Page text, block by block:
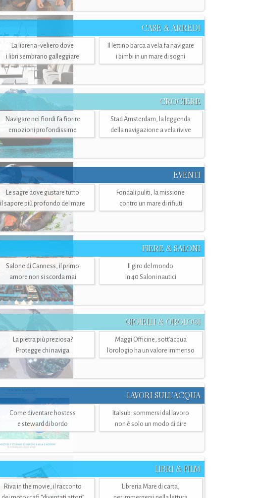
CASE & ARREDI
La libreria-veliero dove
i libri sembrano galleggiare
Il lettino barca a vela fa navigare
i bimbi in un mare di sogni
CROCIERE
Navigare nei fiordi fa fiorire
emozioni profondissime
Stad Amsterdam, la leggenda
della navigazione a vela rivive
EVENTI
Le sagre dove gustare tutto
il sapore più profondo del mare
Fondali puliti, la missione
contro un mare di rifiuti
FIERE & SALONI
Salone di Canness, il primo
amore non si scorda mai
Il giro del mondo
in 40 Saloni nautici
GIOIELLI & OROLOGI
La pietra più preziosa?
Protegge chi naviga
Maggi Officine, sott’acqua
l'orologio ha un valore immenso
LAVORI SULL’ACQUA
Come diventare hostess
e steward di bordo
Italsub: sommersi dal lavoro
non è solo un modo di dire
LIBRI & FILM
Riva in the movie, il racconto
Libreria Mare di carta,